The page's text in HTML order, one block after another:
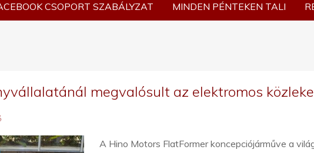
CSOPORT SZABÁLYZAT MINDEN PÉNTEKEN TALI
megvalósult az elektromos
A Hino Motors FlatFormer koncepciójárműve a